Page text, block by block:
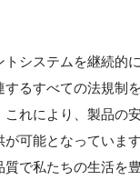
トシステムを継続的
するすべての法規制
これにより、製品の
が可能となっていま
で私たちの生活を